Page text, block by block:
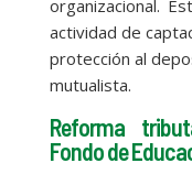
organizacional.
actividad de
protección al
mutualista.
Reforma
Fondo de